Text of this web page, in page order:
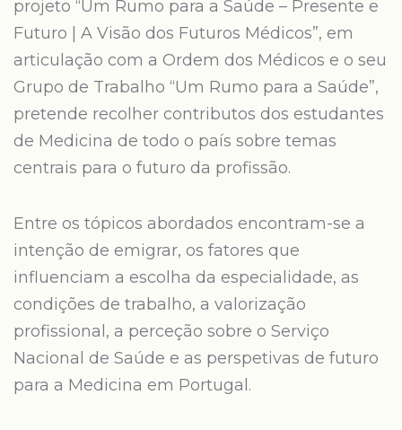
projeto “Um Rumo para a Saúde – Presente e
Futuro | A Visão dos Futuros Médicos”, em
articulação com a Ordem dos Médicos e o seu
Grupo de Trabalho “Um Rumo para a Saúde”,
pretende recolher contributos dos estudantes
de Medicina de todo o país sobre temas
centrais para o futuro da profissão.
Entre os tópicos abordados encontram-se a
intenção de emigrar, os fatores que
influenciam a escolha da especialidade, as
condições de trabalho, a valorização
profissional, a perceção sobre o Serviço
Nacional de Saúde e as perspetivas de futuro
para a Medicina em Portugal.